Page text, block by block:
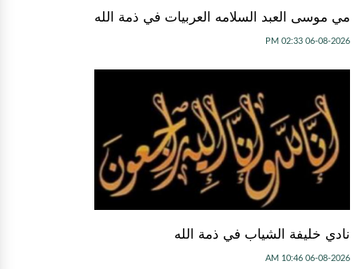
مي موسى العبد السلامه العربيات في ذمة الله
06-08-2026 02:33 PM
نادي خليفة الشياب في ذمة الله
06-08-2026 10:46 AM